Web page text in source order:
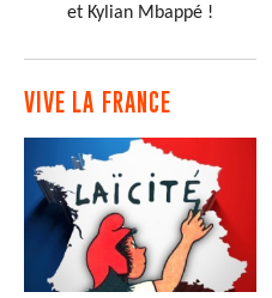
et Kylian Mbappé !
VIVE LA FRANCE